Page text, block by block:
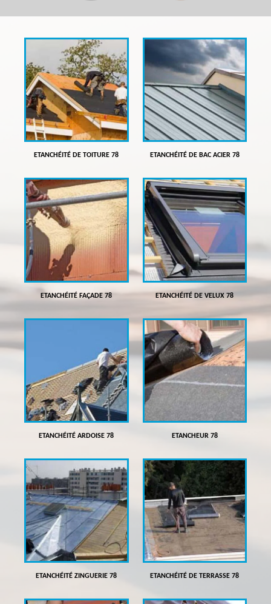
ETANCHÉITÉ DE TOITURE 78 ETANCHÉITÉ DE BAC ACIER 78
ETANCHÉITÉ FAÇADE 78 ETANCHÉITÉ DE VELUX 78
ETANCHÉITÉ ARDOISE 78 ETANCHEUR 78
ETANCHÉITÉ ZINGUERIE 78 ETANCHÉITÉ DE TERRASSE 78